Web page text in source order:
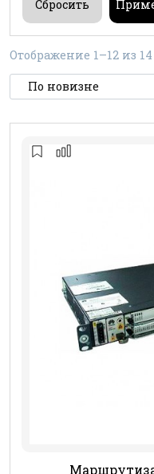
Отображение 1–12 из 14